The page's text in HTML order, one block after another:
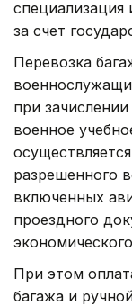
специализация
за счет
Перевозка
при
военное
разрешенного
включенных
проездного
При этом
багажа и